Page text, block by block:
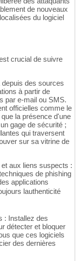
de nouveaux
du logiciel
crucial de suivre
des sources
à partir de
par e-mail ou SMS.
officielles comme le
la présence d'une
gage de sécurité ;
qui traversent
sur sa vitrine de
aux liens suspects :
de phishing
applications
lauthenticité
: Installez des
détecter et bloquer
que ces logiciels
des dernières